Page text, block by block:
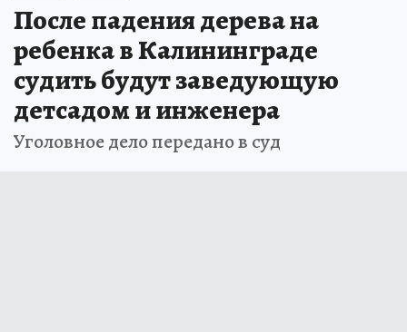
После падения дерева на
ребенка в Калининграде
судить будут заведующую
детсадом и инженера
Уголовное дело передано в суд